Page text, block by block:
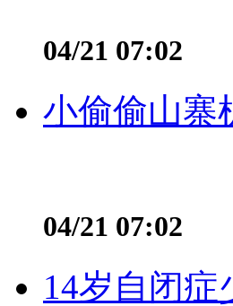
04/21 07:02
小偷偷山寨
04/21 07:02
14岁自闭